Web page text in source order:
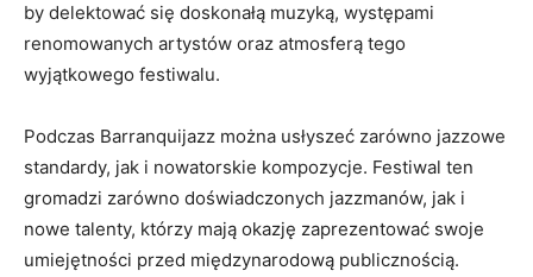
by delektować się ⁣doskonałą muzyką, występami
renomowanych artystów oraz atmosferą ⁤tego
wyjątkowego festiwalu.
Podczas Barranquijazz można usłyszeć‌ zarówno jazzowe⁢
standardy,⁤ jak i nowatorskie ‌kompozycje. Festiwal ten
gromadzi zarówno ⁢doświadczonych jazzmanów,​ jak i
⁤nowe talenty, którzy mają okazję zaprezentować swoje
‍umiejętności przed międzynarodową⁢ publicznością.